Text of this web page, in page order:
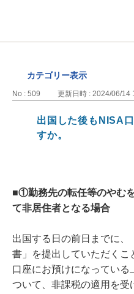
カテゴリー表示
No : 509 更新日時 : 2024/06/14
出国した後もNISA
すか。
■①勤務先の転任等のやむ
て非居住者となる場合
出国する日の前日までに、
書」を提出していただく
口座にお預けになっている
ついて、非課税の適用を受